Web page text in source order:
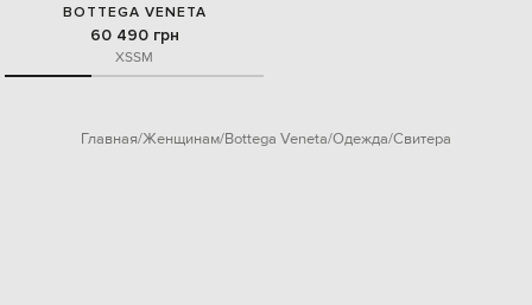
BOTTEGA VENETA
60 490 грн
XSSM
Главная Женщинам Bottega Veneta Одежда Свитера